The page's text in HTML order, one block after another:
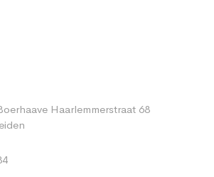
Haarlemmerstraat 68